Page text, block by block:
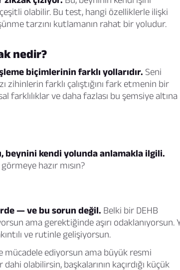
olabilir. Bu test, hangi özelliklerle ilişki
tarzını kutlamanın rahat bir yoludur.
nedir?
biçimlerinin farklı yollarıdır. Seni
zihinlerin farklı çalıştığını fark etmenin bir
ve daha fazlası bu şemsiye altına
beynini kendi yolunda anlamakla ilgili.
hazır mısın?
— ve bu sorun değil. Belki bir DEHB
ama gerektiğinde aşırı odaklanıyorsun.
ve rutinle gelişiyorsun.
ediyorsun ama büyük resmi
olabilirsin, başkalarının kaçırdığı küçük